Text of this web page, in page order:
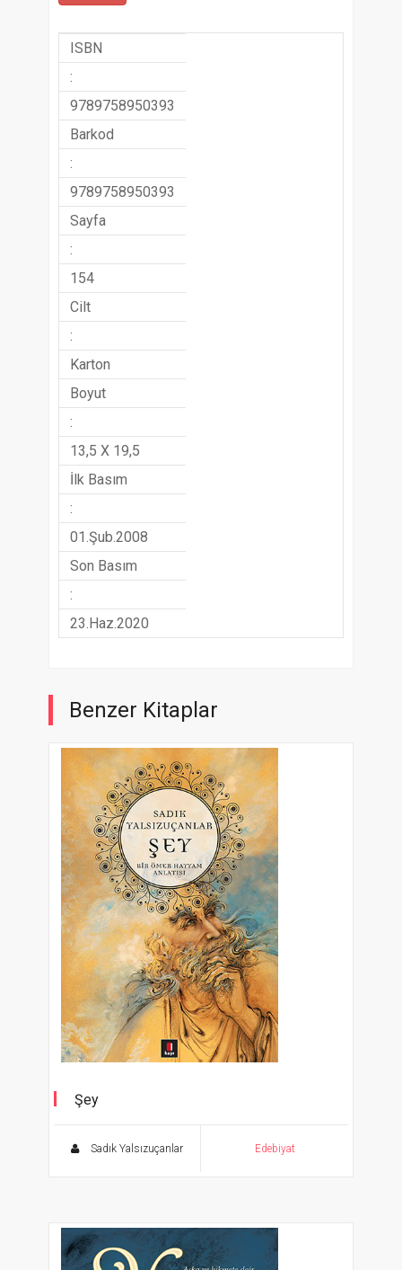
ISBN
:
9789758950393
Barkod
:
9789758950393
Sayfa
:
154
Cilt
:
Karton
Boyut
:
13,5 X 19,5
İlk Basım
:
01.Şub.2008
Son Basım
:
23.Haz.2020
Benzer Kitaplar
Şey
Sadık Yalsızuçanlar Edebiyat